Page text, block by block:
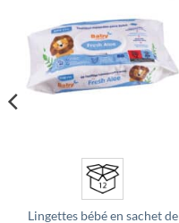
à la liste
d’envies
Lingettes bébé en sachet de